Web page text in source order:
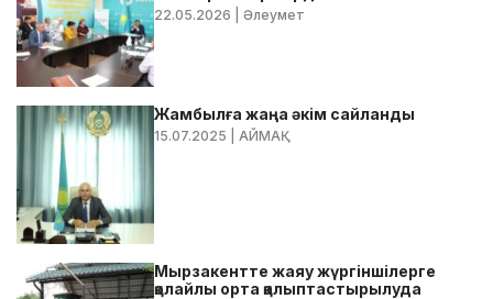
22.05.2026 | Әлеумет
Жамбылға жаңа әкім сайланды
15.07.2025 | АЙМАҚ
Мырзакентте жаяу жүргіншілерге
қолайлы орта қалыптастырылуда